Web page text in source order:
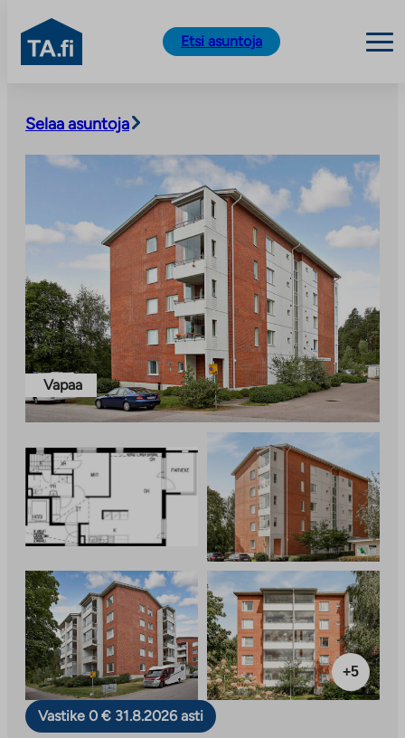
sisältöön
TA.fi
Etsi asuntoja
Selaa asuntoja
Vapaa
+5
Vastike 0 € 31.8.2026 asti